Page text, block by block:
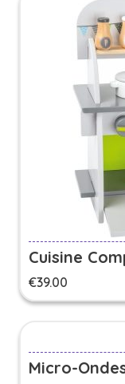
Cuisine
€39.00
Micro-